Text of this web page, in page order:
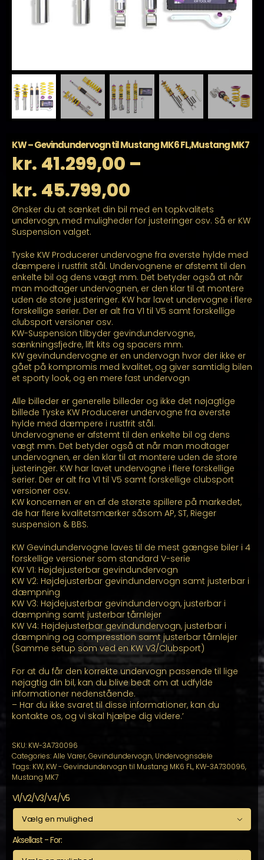
KW – Gevindundervogn til Mustang MK6 FL,Mustang MK7
kr. 41.299,00 –
kr. 45.799,00
kr. 41.299,00
kr. 45.799,00
Ønsker du at sænket din bil med en topkvalitets
undervogn, med muligheder for justeringer osv. Så er KW
Suspension valget.
Tyske KW Producerer undervogne fra øverste hylde med
dæmpere i rustfrit stål. Undervognene er afstemt til den
enkelte bil og dens vægt mm. Det betyder også at når
man modtager undervognen, er den klar til at montere
uden de store justeringer. KW har lavet undervogne i flere
forskellige serier. Der er alt fra V1 til V5 samt forskellige
clubsport versioner osv.
KW-Suspension tilbyder gevindundervogne,
sænkningsfjedre, lift kits og spacers mm.
KW gevindundervogne er en undervogn hvor der ikke er
gået på kompromis med kvalitet, og giver samtidig bilen
et sporty look, og en mere fast undervogn
Alle billeder er generelle billeder og ikke det nøjagtige
billede Tyske KW Producerer undervogne fra øverste
hylde med dæmpere i rustfrit stål.
Undervognene er afstemt til den enkelte bil og dens
vægt mm. Det betyder også at når man modtager
undervognen, er den klar til at montere uden de store
justeringer. KW har lavet undervogne i flere forskellige
serier. Der er alt fra V1 til V5 samt forskellige clubsport
versioner osv.
KW koncernen er en af de største spillere på markedet,
de har flere kvalitetsmærker såsom AP, ST, Rieger
suspension & BBS.
KW Gevindundervogne laves til de mest gængse biler i 4
forskellige versioner som standard V-serie
KW V1: Højdejusterbar gevindundervogn
KW V2: Højdejusterbar gevindundervogn samt justerbar i
dæmpning
KW V3: Højdejusterbar gevindundervogn, justerbar i
dæmpning samt justerbar tårnlejer
KW V4: Højdejusterbar gevindundervogn, justerbar i
dæmpning og compresstion samt justerbar tårnlejer
(Samme setup som ved en KW V3/Clubsport)
For at du får den korrekte undervogn passende til lige
nøjagtig din bil, kan du blive bedt om at udfylde
informationer nedenstående.
– Har du ikke svaret til disse informationer, kan du
kontakte os, og vi skal hjælpe dig videre.’
SKU: KW-3A730096
Categories:Alle Varer,Gevindundervogn, Undervognsdele
Tags: KW, KW - Gevindundervogn til Mustang MK6 FL, KW-3A730096,
Mustang MK7
V1/V2/V3/V4/V5

Aksellast - For: